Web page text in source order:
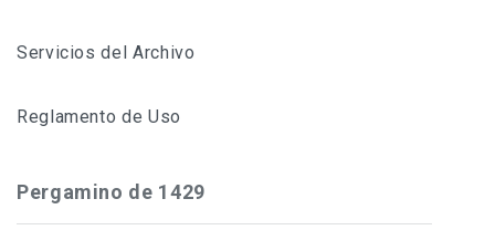
Servicios del Archivo
Reglamento de Uso
Pergamino de 1429